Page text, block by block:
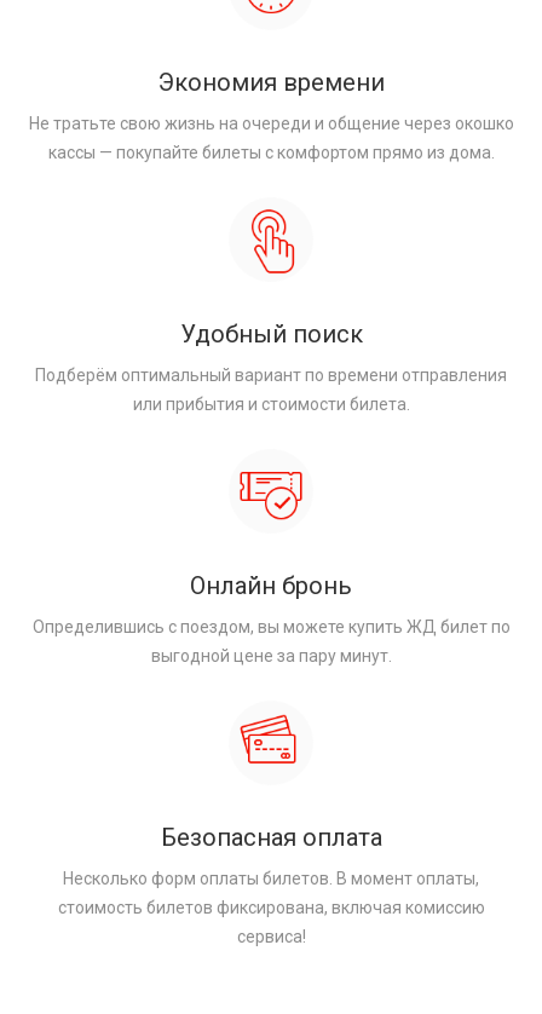
Экономия времени
Не тратьте свою жизнь на очереди и общение через окошко
кассы — покупайте билеты с комфортом прямо из дома.
Удобный поиск
Подберём оптимальный вариант по времени отправления
или прибытия и стоимости билета.
Онлайн бронь
Определившись с поездом, вы можете купить ЖД билет по
выгодной цене за пару минут.
Безопасная оплата
Несколько форм оплаты билетов. В момент оплаты,
стоимость билетов фиксирована, включая комиссию
сервиса!